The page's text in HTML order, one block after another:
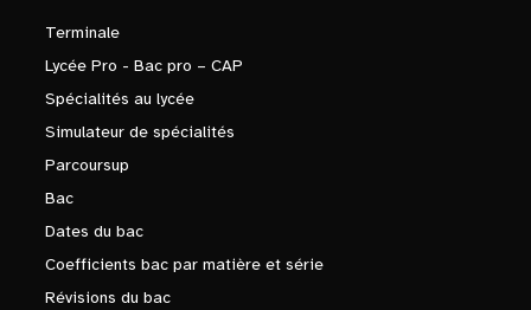
Terminale
Lycée Pro - Bac pro – CAP
Spécialités au lycée
Simulateur de spécialités
Parcoursup
Bac
Dates du bac
Coefficients bac par matière et série
Révisions du bac